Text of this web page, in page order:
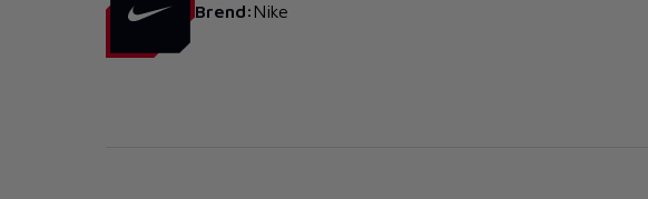
Brend: Nike